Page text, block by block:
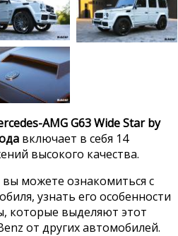
AMG G63 Wide Star by
включает в себя 14
высокого качества.
можете ознакомиться с
узнать его особенности
которые выделяют этот
от других автомобилей.